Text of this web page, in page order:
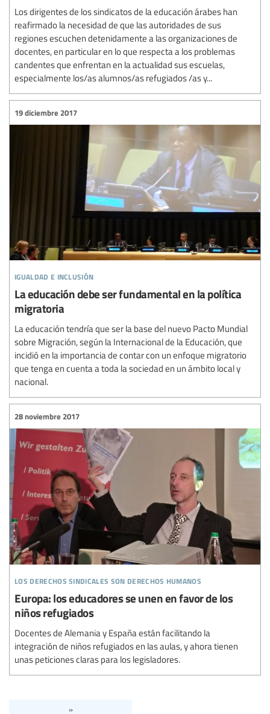
Los dirigentes de los sindicatos de la educación árabes han
reafirmado la necesidad de que las autoridades de sus
regiones escuchen detenidamente a las organizaciones de
docentes, en particular en lo que respecta a los problemas
candentes que enfrentan en la actualidad sus escuelas,
especialmente los/as alumnos/as refugiados /as y...
igualdad e inclusión
19 diciembre 2017
La educación debe ser fundamental en la política
migratoria
La educación tendría que ser la base del nuevo Pacto Mundial
sobre Migración, según la Internacional de la Educación, que
incidió en la importancia de contar con un enfoque migratorio
que tenga en cuenta a toda la sociedad en un ámbito local y
nacional.
los derechos sindicales son derechos humanos
28 noviembre 2017
Europa: los educadores se unen en favor de los
niños refugiados
Docentes de Alemania y España están facilitando la
integración de niños refugiados en las aulas, y ahora tienen
unas peticiones claras para los legisladores.
»